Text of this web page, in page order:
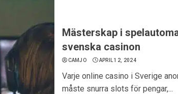
Mästerskap i
svenska casinon
CAMJO APRIL 12, 2024
Varje online casino i Sverige
måste snurra slots för pengar,...